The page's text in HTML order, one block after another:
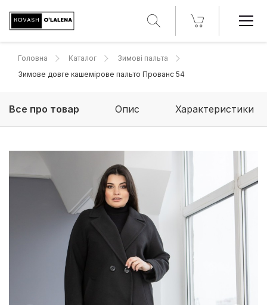
Головна Каталог
Зимові пальта
Зимове довге кашемірове пальто Прованс 54
Все про товар Опис Характеристики